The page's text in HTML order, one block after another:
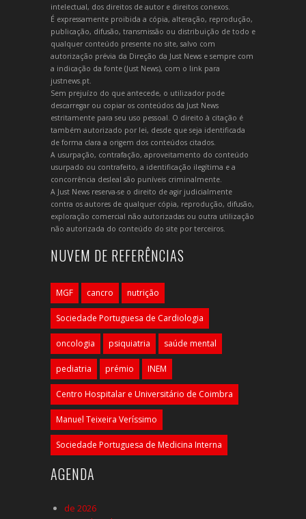
intelectual, dos direitos de autor e direitos conexos.
É expressamente proibida a cópia, alteração, reprodução,
publicação, difusão, transmissão ou distribuição de todo e
qualquer conteúdo presente no site, salvo com
autorização prévia da Direção da Just News e sempre com
a indicação da fonte (Just News), com o link para
justnews.pt.
Sem prejuízo do que antecede, o utilizador pode
descarregar ou copiar os conteúdos da Just News
estritamente para seu uso pessoal. O direito à citação é
também autorizado por lei, desde que seja identificada
de forma clara a origem dos conteúdos citados.
A usurpação, contrafação, aproveitamento do conteúdo
usurpado ou contrafeito, a identificação ilegítima e a
concorrência desleal são puníveis criminalmente.
A Just News reserva-se o direito de agir judicialmente
contra os autores de qualquer cópia, reprodução, difusão,
exploração comercial não autorizadas ou outra utilização
não autorizada do conteúdo do site por terceiros.
NUVEM DE REFERÊNCIAS
MGF cancro nutrição
Sociedade Portuguesa de Cardiologia
oncologia psiquiatria saúde mental
pediatria prémio INEM
Centro Hospitalar e Universitário de Coimbra
Manuel Teixeira Veríssimo
Sociedade Portuguesa de Medicina Interna
AGENDA
de 2026